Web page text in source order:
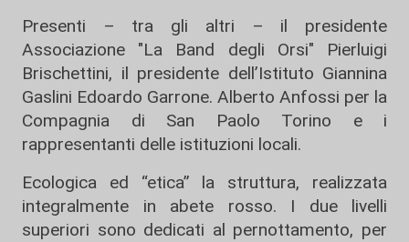
Presenti – tra gli altri – il presidente
Associazione "La Band degli Orsi" Pierluigi
Brischettini, il presidente dell’Istituto Giannina
Gaslini Edoardo Garrone. Alberto Anfossi per la
Compagnia di San Paolo Torino e i
rappresentanti delle istituzioni locali.
Ecologica ed “etica” la struttura, realizzata
integralmente in abete rosso. I due livelli
superiori sono dedicati al pernottamento, per